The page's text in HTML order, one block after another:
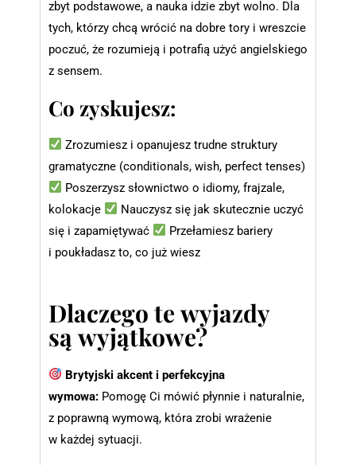
zbyt podstawowe, a nauka idzie zbyt wolno. Dla
tych, którzy chcą wrócić na dobre tory i wreszcie
poczuć, że rozumieją i potrafią użyć angielskiego
z sensem.
Co zyskujesz:
Zrozumiesz i opanujesz trudne struktury
gramatyczne (conditionals, wish, perfect tenses)
Poszerzysz słownictwo o idiomy, frajzale,
kolokacje
Nauczysz się jak skutecznie uczyć
się i zapamiętywać
Przełamiesz bariery
i poukładasz to, co już wiesz
Dlaczego te wyjazdy
są wyjątkowe?
Brytyjski akcent i perfekcyjna
wymowa: Pomogę Ci mówić płynnie i naturalnie,
z poprawną wymową, która zrobi wrażenie
w każdej sytuacji.